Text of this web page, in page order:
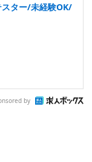
スター/未経験OK/
by